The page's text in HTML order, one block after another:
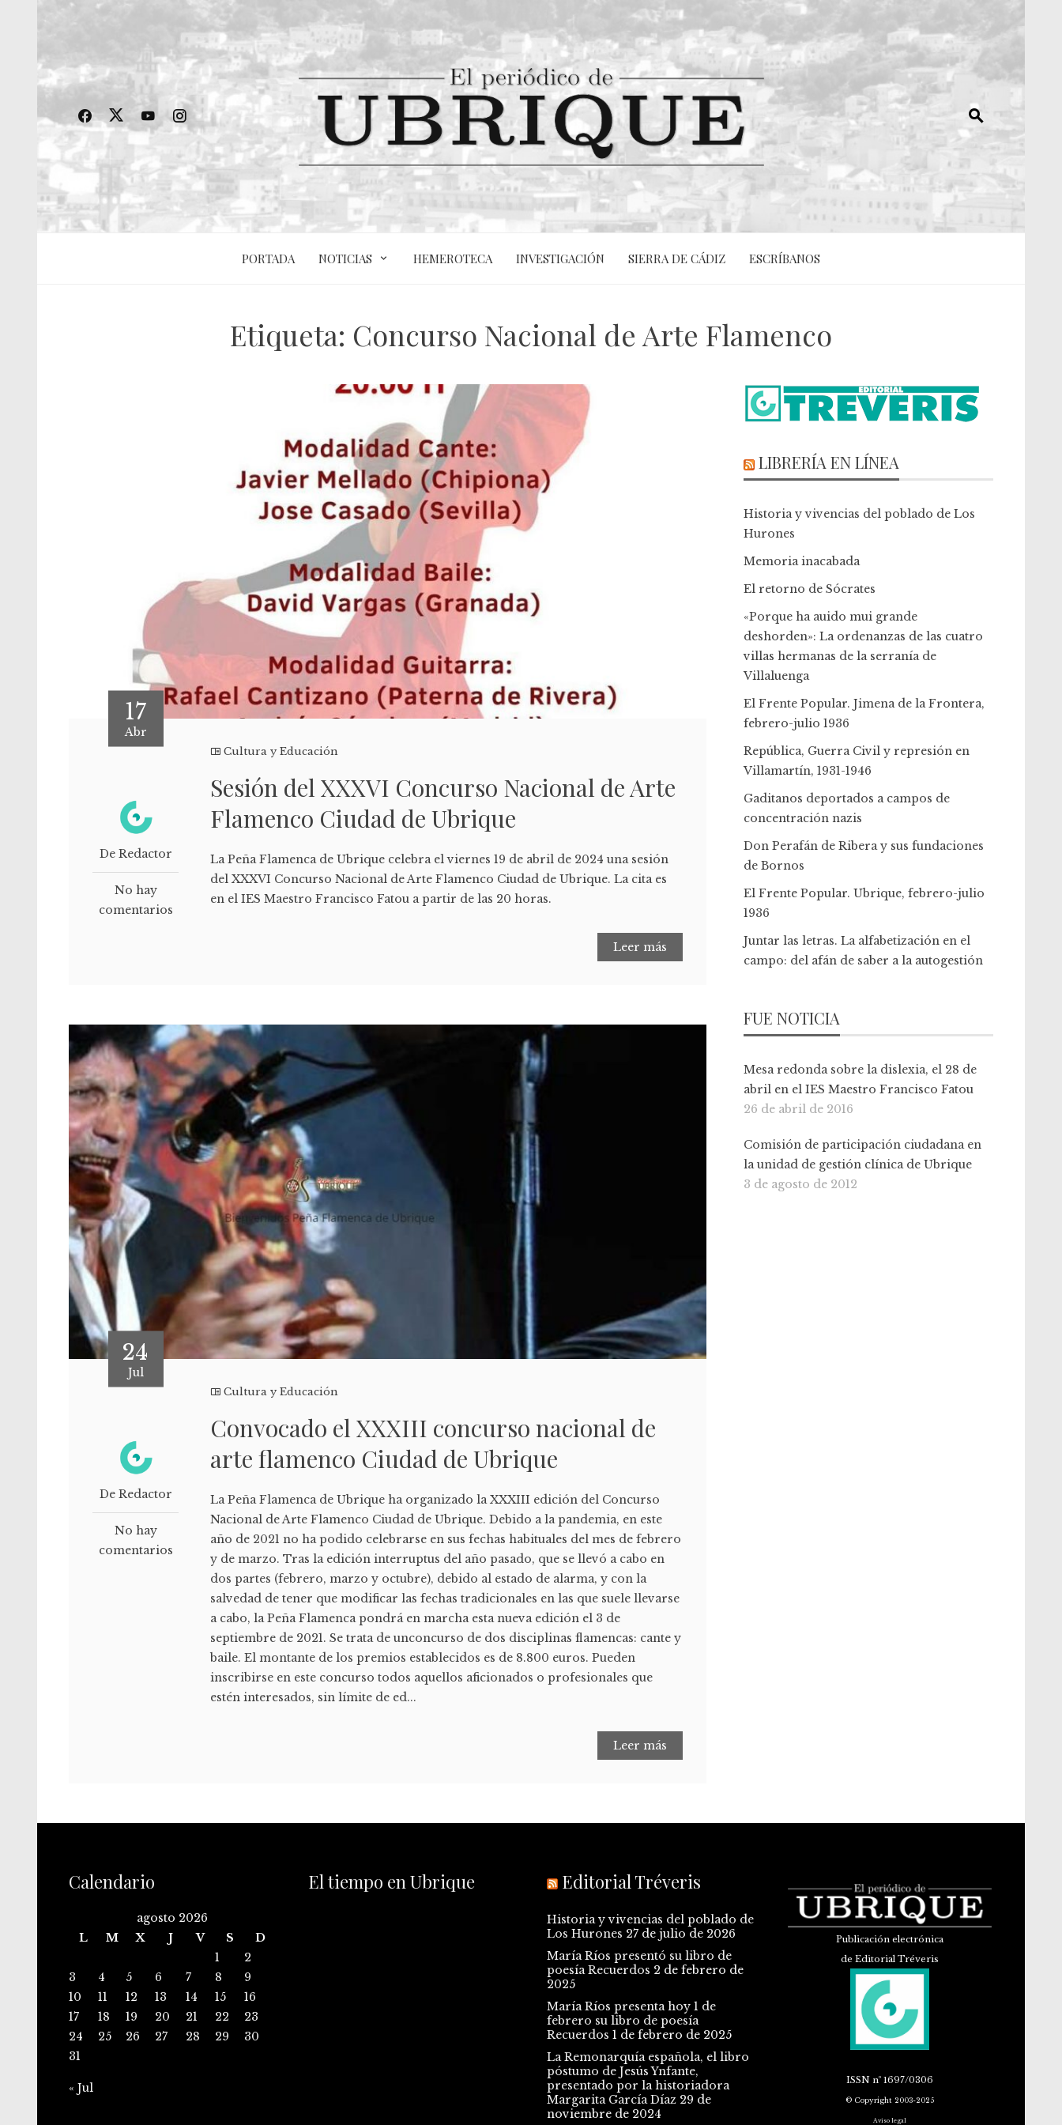
PORTADA NOTICIAS HEMEROTECA INVESTIGACIÓN SIERRA DE CÁDIZ ESCRÍBANOS
Etiqueta: Concurso Nacional de Arte Flamenco
17
Abr
De Redactor
No hay
comentarios
Cultura y Educación
Sesión del XXXVI Concurso Nacional de Arte
Flamenco Ciudad de Ubrique
La Peña Flamenca de Ubrique celebra el viernes 19 de abril de 2024 una sesión
del XXXVI Concurso Nacional de Arte Flamenco Ciudad de Ubrique. La cita es
en el IES Maestro Francisco Fatou a partir de las 20 horas.
Leer más
24
Jul
De Redactor
No hay
comentarios
Cultura y Educación
Convocado el XXXIII concurso nacional de
arte flamenco Ciudad de Ubrique
La Peña Flamenca de Ubrique ha organizado la XXXIII edición del Concurso
Nacional de Arte Flamenco Ciudad de Ubrique. Debido a la pandemia, en este
año de 2021 no ha podido celebrarse en sus fechas habituales del mes de febrero
y de marzo. Tras la edición interruptus del año pasado, que se llevó a cabo en
dos partes (febrero, marzo y octubre), debido al estado de alarma, y con la
salvedad de tener que modificar las fechas tradicionales en las que suele llevarse
a cabo, la Peña Flamenca pondrá en marcha esta nueva edición el 3 de
septiembre de 2021. Se trata de unconcurso de dos disciplinas flamencas: cante y
baile. El montante de los premios establecidos es de 8.800 euros. Pueden
inscribirse en este concurso todos aquellos aficionados o profesionales que
estén interesados, sin límite de ed...
Leer más
LIBRERÍA EN LÍNEA
Historia y vivencias del poblado de Los
Hurones
Memoria inacabada
El retorno de Sócrates
«Porque ha auido mui grande
deshorden»: La ordenanzas de las cuatro
villas hermanas de la serranía de
Villaluenga
El Frente Popular. Jimena de la Frontera,
febrero-julio 1936
República, Guerra Civil y represión en
Villamartín, 1931-1946
Gaditanos deportados a campos de
concentración nazis
Don Perafán de Ribera y sus fundaciones
de Bornos
El Frente Popular. Ubrique, febrero-julio
1936
Juntar las letras. La alfabetización en el
campo: del afán de saber a la autogestión
FUE NOTICIA
Mesa redonda sobre la dislexia, el 28 de
abril en el IES Maestro Francisco Fatou
26 de abril de 2016
Comisión de participación ciudadana en
la unidad de gestión clínica de Ubrique
3 de agosto de 2012
Calendario
agosto 2026
L
M X J V S
D
1
2
3
4 5 6 7 8
9
10
11 12 13 14 15
16
17
18 19 20 21 22
23
24
25 26 27 28 29
30
31
« Jul
El tiempo en Ubrique Editorial Tréveris
Historia y vivencias del poblado de
Los Hurones 27 de julio de 2026
María Ríos presentó su libro de
poesía Recuerdos 2 de febrero de
2025
María Ríos presenta hoy 1 de
febrero su libro de poesía
Recuerdos 1 de febrero de 2025
La Remonarquía española, el libro
póstumo de Jesús Ynfante,
presentado por la historiadora
Margarita García Díaz 29 de
noviembre de 2024
Publicación electrónica
de Editorial Tréveris
ISSNnº 1697/0306
© Copyright 2003-2025
Aviso legal